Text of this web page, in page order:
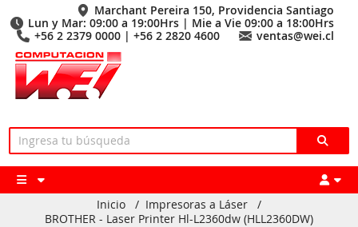
Marchant Pereira 150, Providencia Santiago
Lun y Mar: 09:00 a 19:00Hrs | Mie a Vie 09:00 a 18:00Hrs
+56 2 2379 0000 | +56 2 2820 4600
ventas@wei.cl
Inicio / Impresoras a Láser
/
BROTHER - Laser Printer Hl-L2360dw (HLL2360DW)